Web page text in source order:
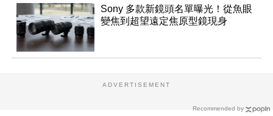
Sony 多款新鏡頭名單曝光！從魚眼
變焦到超望遠定焦原型鏡現身
Recommended by
ADVERTISEMENT